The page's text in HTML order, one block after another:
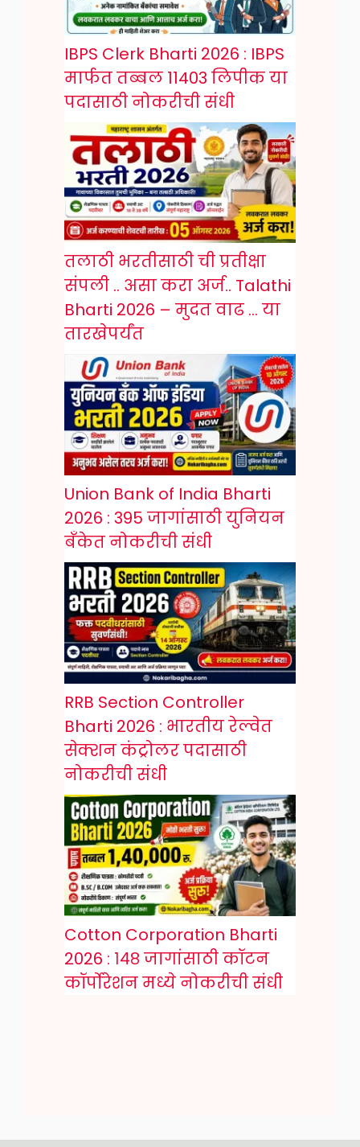
IBPS Clerk Bharti 2026 : IBPS
मार्फत तब्बल 11403 लिपीक या
पदासाठी नोकरीची संधी
तलाठी भरतीसाठी ची प्रतीक्षा
संपली .. असा करा अर्ज.. Talathi
Bharti 2026 – मुदत वाढ … या
तारखेपर्यंत
Union Bank of India Bharti
2026 : 395 जागांसाठी युनियन
बँकेत नोकरीची संधी
RRB Section Controller
Bharti 2026 : भारतीय रेल्वेत
सेक्शन कंट्रोलर पदासाठी
नोकरीची संधी
Cotton Corporation Bharti
2026 : १४८ जागांसाठी कॉटन
कॉर्पोरेशन मध्ये नोकरीची संधी